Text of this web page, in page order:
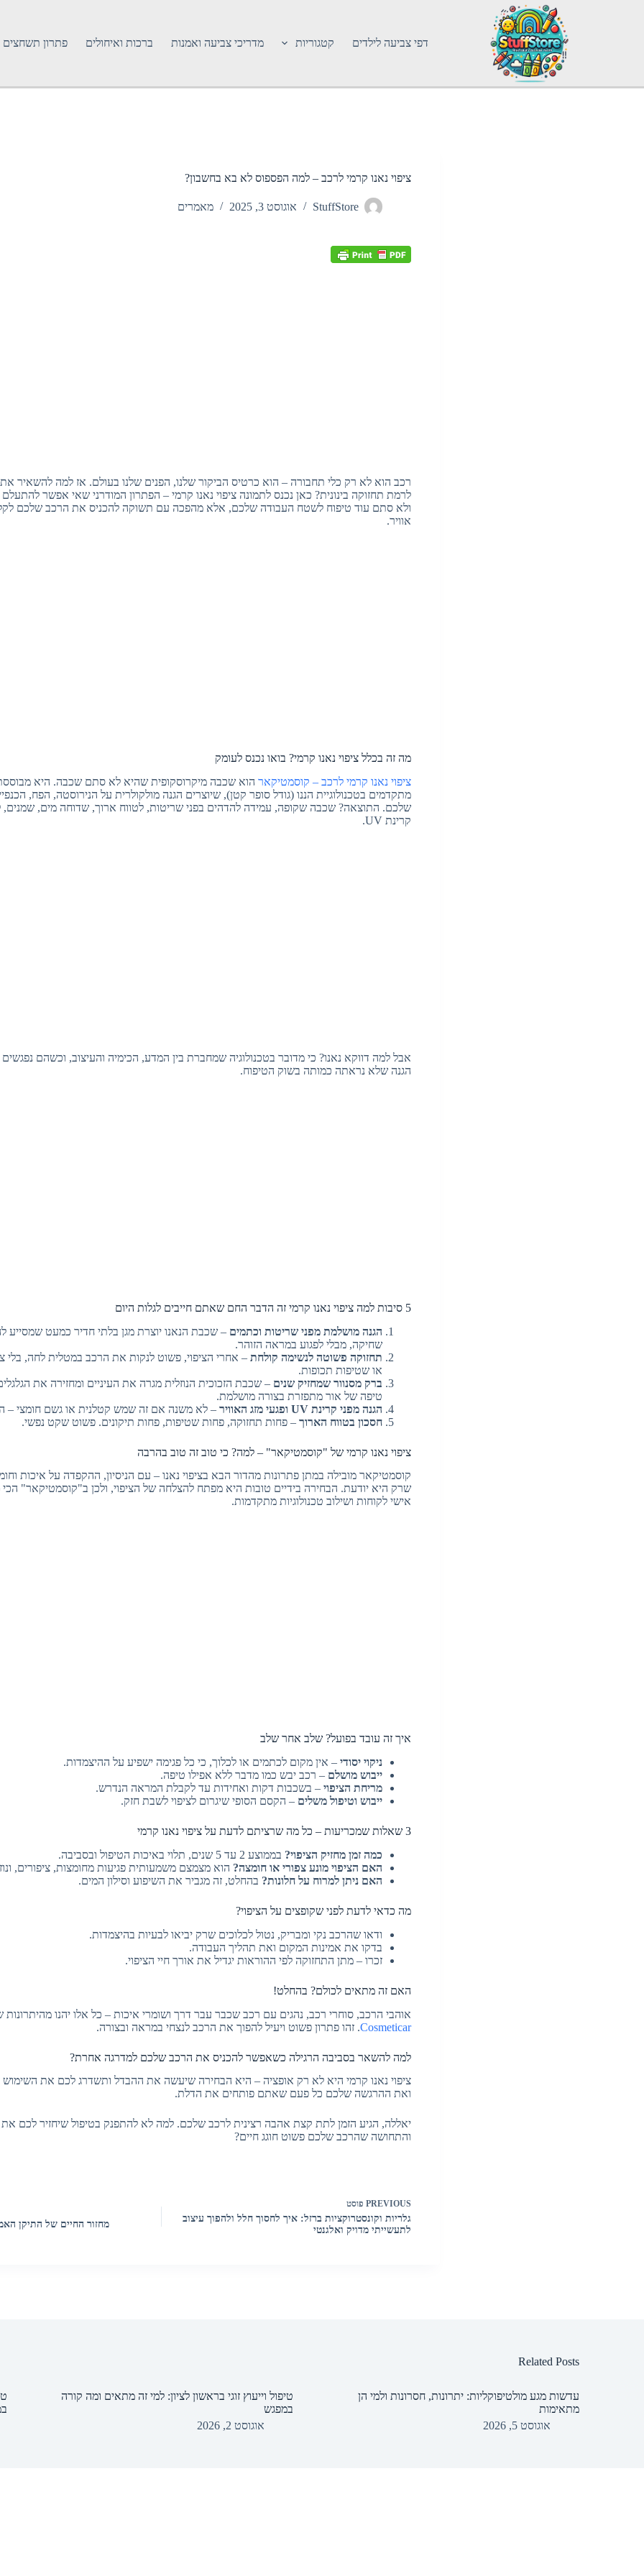
דפי צביעה לילדים קטגוריות מדריכי צביעה ואמנות ברכות ואיחולים פתרון תשחצים
ציפוי נאנו קרמי לרכב – למה הפספוס לא בא בחשבון?
StuffStore אוגוסט 3, 2025 מאמרים
רכב הוא לא רק כלי תחבורה – הוא כרטיס הביקור שלנו, הפנים שלנו בעולם. אז למה להשאיר את
לרמת תחזוקה בינונית? כאן נכנס לתמונה ציפוי נאנו קרמי – הפתרון המודרני שאי אפשר
ולא סתם עוד טיפוח לשטח העבודה שלכם, אלא מהפכה עם תשוקה להכניס את הרכב שלכם
אוויר.
מה זה בכלל ציפוי נאנו קרמי? בואו נכנס לעומק
ציפוי נאנו קרמי לרכב – קוסמטיקאר הוא שכבה מיקרוסקופית שהיא לא סתם שכבה. היא
מתקדמים בטכנולוגיית הננו (גודל סופר קטן), שיוצרים הגנה מולקולרית על הנירוסטה, הפח,
שלכם. התוצאה? שכבה שקופה, עמידה להדהים בפני שריטות, לטווח ארוך, שדוחה מים, שמנים,
קרינת UV.
אבל למה דווקא נאנו? כי מדובר בטכנולוגיה שמחברת בין המדע, הכימיה והעיצוב, וכשהם
הגנה שלא נראתה כמותה בשוק הטיפוח.
5 סיבות למה ציפוי נאנו קרמי זה הדבר החם שאתם חייבים לגלות היום
הגנה מושלמת מפני שריטות וכתמים – שכבת הנאנו יוצרת מגן בלתי חדיר כמעט שמסייע
שחיקה, מבלי לפגוע במראה הזוהר.
תחזוקה פשוטה לנשימה קולחת – אחרי הציפוי, פשוט לנקות את הרכב במטלית לחה, בלי
או שטיפות תכופות.
ברק מסנוור שמחזיק שנים – שכבת הזכוכית הנוזלית מגרה את העיניים ומחזירה את
טיפה של אור מתפזרת בצורה מושלמת.
הגנה מפני קרינת UV ופגעי מזג האוויר
– לא משנה אם זה שמש קטלנית או גשם חומצי –
חסכון בטווח הארוך – פחות תחזוקה, פחות שטיפות, פחות תיקונים. פשוט שקט נפשי.
ציפוי נאנו קרמי של "קוסמטיקאר" – למה? כי טוב זה טוב בהרבה
קוסמטיקאר מובילה במתן פתרונות מהדור הבא בציפוי נאנו – עם הניסיון, ההקפדה על איכות
שרק היא יודעת. הבחירה בידיים טובות היא מפתח להצלחה של הציפוי, ולכן ב"קוסמטיקאר" הכי
אישי לקוחות ושילוב טכנולוגיות מתקדמות.
איך זה עובד בפועל? שלב אחר שלב
ניקוי יסודי – אין מקום לכתמים או לכלוך, כי כל פגימה ישפיע על ההיצמדות.
ייבוש מושלם – רכב יבש כמו מדבר ללא אפילו טיפה.
מריחת הציפוי – בשכבות דקות ואחידות עד לקבלת המראה הנדרש.
ייבוש וטיפול משלים – הקסם הסופי שיגרום לציפוי לשבת חזק.
3 שאלות שמכריעות – כל מה שרציתם לדעת על ציפוי נאנו קרמי
כמה זמן מחזיק הציפוי? בממוצע 2 עד 5 שנים, תלוי באיכות הטיפול ובסביבה.
האם הציפוי מונע צפורי או חומצה? הוא מצמצם משמעותית פגיעות מחומצות, ציפורים,
האם ניתן למרוח על חלונות? בהחלט, זה מגביר את השיפוע וסילון המים.
מה כדאי לדעת לפני שקופצים על הציפוי?
ודאו שהרכב נקי ומבריק, נטול לכלוכים שרק יביאו לבעיות בהיצמדות.
בדקו את אמינות המקום ואת תהליך העבודה.
זכרו – מתן התחזוקה לפי ההוראות יגדיל את אורך חיי הציפוי.
האם זה מתאים לכולם? בהחלט!
אוהבי הרכב, סוחרי רכב, נהגים עם רכב שכבר עבר דרך ושומרי איכות – כל אלו יהנו מהיתרונות
Cosmeticar. זהו פתרון פשוט ויעיל להפוך את הרכב לנצחי במראה ובצורה.
למה להשאר בסביבה הרגילה כשאפשר להכניס את הרכב שלכם למדרגה אחרת?
ציפוי נאנו קרמי היא לא רק אופציה – היא הבחירה שיעשה את ההבדל ותשדרג לכם את
ואת ההרגשה שלכם כל פעם שאתם פותחים את הדלת.
יאללה, הגיע הזמן לתת קצת אהבה רצינית לרכב שלכם. למה לא להתפנק בטיפול שיחזיר לכם
והתחושה שהרכב שלכם פשוט חוגג חיים?
PREVIOUS פוסט
גלריות וקונסטרוקציות ברזל: איך לחסוך חלל ולהפוך עיצוב
לתעשייתי מדויק ואלגנטי
מחזור החיים של התיקן
Related Posts
עדשות מגע מולטיפוקליות: יתרונות, חסרונות ולמי הן
מתאימות
אוגוסט 5, 2026
טיפול וייעוץ זוגי בראשון לציון: למי זה מתאים ומה קורה
במפגש
אוגוסט 2, 2026